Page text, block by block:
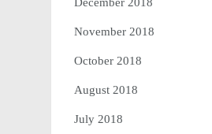
November 2018
October 2018
August 2018
July 2018